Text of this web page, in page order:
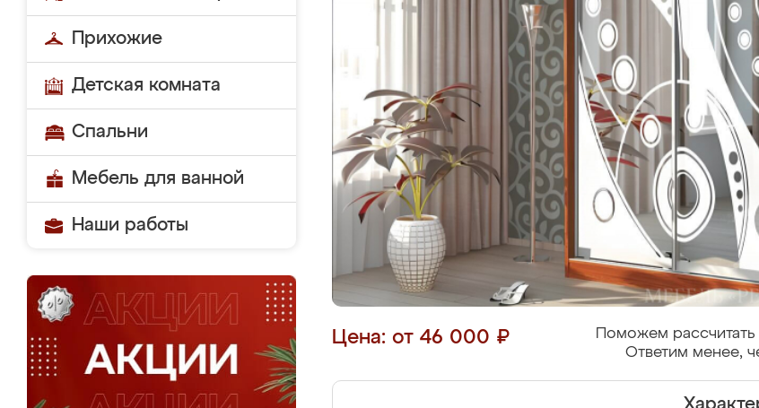
Прихожие
Детская комната
Спальни
Мебель для ванной
Наши работы
Цена: от 46 000 ₽
Поможем рассчитать
Ответим менее,